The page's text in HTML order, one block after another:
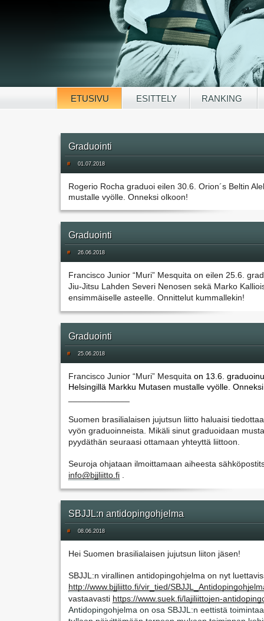
ETUSIVU ESITTELY RANKING
Graduointi
# 01.07.2018
Rogerio Rocha graduoi eilen 30.6. Orion´s Beltin
mustalle vyölle. Onneksi olkoon!
Graduointi
# 26.06.2018
Francisco Junior “Muri” Mesquita on eilen 25.6.
Jiu-Jitsu Lahden Severi Nenosen sekä Marko
ensimmäiselle asteelle. Onnittelut kummallekin!
Graduointi
# 25.06.2018
Francisco Junior “Muri” Mesquita on 13.6.
Helsingillä Markku Mutasen mustalle vyölle.
Suomen brasilialaisen jujutsun liitto haluaisi
vyön graduoinneista. Mikäli sinut graduoidaan
pyydäthän seuraasi ottamaan yhteyttä liittoon.
info@bjjliitto.fi
SBJJL:n antidopingohjelma
# 08.06.2018
Hei Suomen brasilialaisen jujutsun liiton jäsen!
http://www.bjjliitto.fi/vir_tied/
vastaavasti https://www.suek.fi/lajiliittojen-
Antidopingohjelma on osa SBJJL:n eettistä